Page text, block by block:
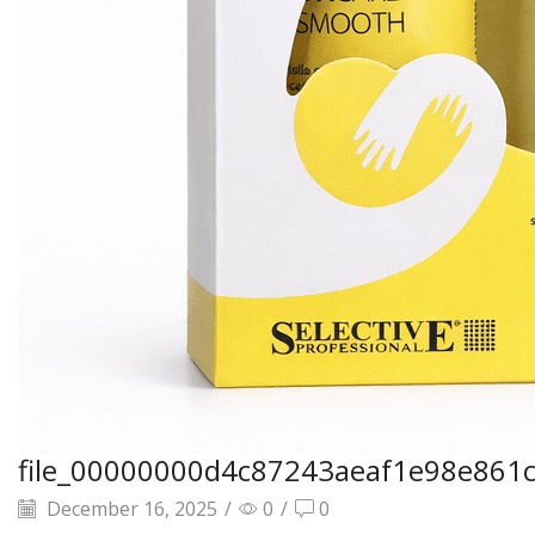
December 16, 2025 / 0 / 0